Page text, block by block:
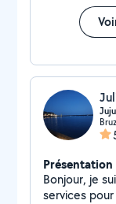
Présentation
Bonjour, je suis Julie Je peux
services